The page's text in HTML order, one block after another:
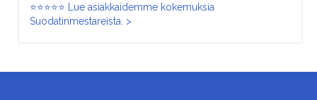
⭐⭐⭐⭐⭐ Lue asiakkaidemme kokemuksia
Suodatinmestareista. >